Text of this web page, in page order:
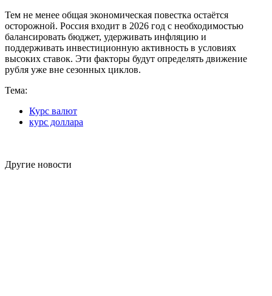
Тем не менее общая экономическая повестка остаётся
осторожной. Россия входит в 2026 год с необходимостью
балансировать бюджет, удерживать инфляцию и
поддерживать инвестиционную активность в условиях
высоких ставок. Эти факторы будут определять движение
рубля уже вне сезонных циклов.
Тема:
Курс валют
курс доллара
Другие новости